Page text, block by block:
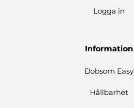
Logga in
Information
Dobsom Easy
Hållbarhet